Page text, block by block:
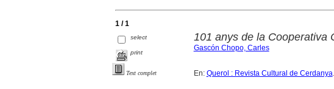
1 / 1
select
print
Text complet
101 anys de la Cooperativa
Gascón Chopo, Carles
En: Querol : Revista Cultural de Cerdanya